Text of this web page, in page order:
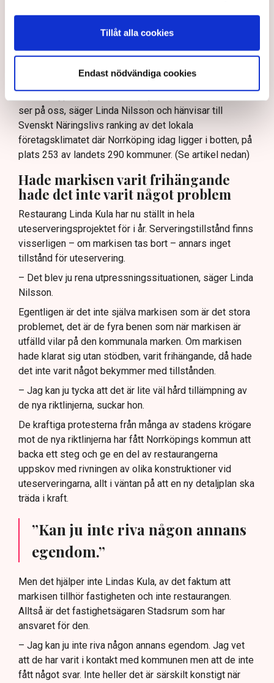
Tillåt alla cookies
Endast nödvändiga cookies
kommunikationerna med kommunen varit knapphändig,
otydlig och i vissa fall arrogant. I en intervju i
Norrköpings Tidningar säger en företrädare för
ser på oss, säger Linda Nilsson och hänvisar till
Svenskt Näringslivs ranking av det lokala
företagsklimatet där Norrköping idag ligger i botten, på
plats 253 av landets 290 kommuner. (Se artikel nedan)
Hade markisen varit frihängande
hade det inte varit något problem
Restaurang Linda Kula har nu ställt in hela
uteserveringsprojektet för i år. Serveringstillstånd finns
visserligen – om markisen tas bort – annars inget
tillstånd för uteservering.
– Det blev ju rena utpressningssituationen, säger Linda
Nilsson.
Egentligen är det inte själva markisen som är det stora
problemet, det är de fyra benen som när markisen är
utfälld vilar på den kommunala marken. Om markisen
hade klarat sig utan stödben, varit frihängande, då hade
det inte varit något bekymmer med tillstånden.
– Jag kan ju tycka att det är lite väl hård tillämpning av
de nya riktlinjerna, suckar hon.
De kraftiga protesterna från många av stadens krögare
mot de nya riktlinjerna har fått Norrköpings kommun att
backa ett steg och ge en del av restaurangerna
uppskov med rivningen av olika konstruktioner vid
uteserveringarna, allt i väntan på att en ny detaljplan ska
träda i kraft.
”Kan ju inte riva någon annans
egendom.”
Men det hjälper inte Lindas Kula, av det faktum att
markisen tillhör fastigheten och inte restaurangen.
Alltså är det fastighetsägaren Stadsrum som har
ansvaret för den.
– Jag kan ju inte riva någon annans egendom. Jag vet
att de har varit i kontakt med kommunen men att de inte
fått något svar. Inte heller det är särskilt konstigt när